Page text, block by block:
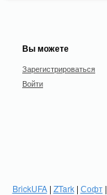
Вы можете
Зарегистрироваться
Войти
BrickUFA| ZTark| Софт|